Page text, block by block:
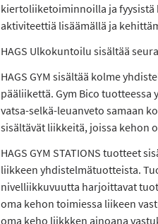
kiertoliiketoiminnoilla ja
aktiviteettiä lisäämällä ja
HAGS Ulkokuntoilu sisältää
HAGS GYM sisältää kolme
pääliikettä. Gym Bico
vatsa-selkä-leuanveto samaan
sisältävät liikkeitä, joissa kehon
HAGS GYM STATIONS tuotteet
liikkeen yhdistelmätuotteista.
nivelliikkuvuutta harjoittavat
oma kehon toimiessa liikeen
oma keho liikkken ainoana